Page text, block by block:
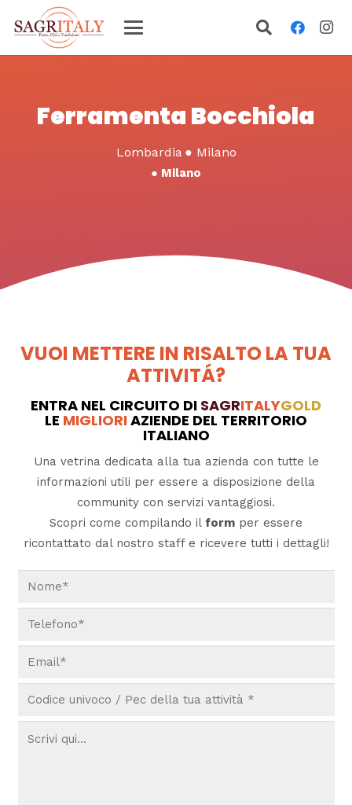
Ferramenta Bocchiola
Lombardia ● Milano
● Milano
VUOI METTERE IN RISALTO LA TUA
ATTIVITÁ?
ENTRA NEL CIRCUITO DI SAGRITALYGOLD
LE MIGLIORIAZIENDE DEL TERRITORIO
ITALIANO
Una vetrina dedicata alla tua azienda con tutte le
informazioni utili per essere a disposizione della
community con servizi vantaggiosi.
Scopri come compilando il form per essere
ricontattato dal nostro staff e ricevere tutti i dettagli!